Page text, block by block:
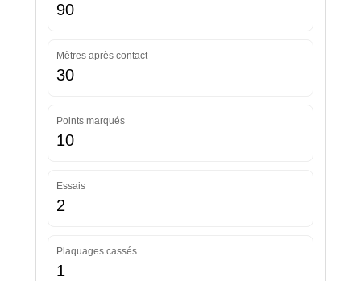
90
Mètres après contact
30
Points marqués
10
Essais
2
Plaquages cassés
1